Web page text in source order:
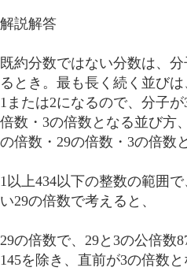
解説解答
既約分数ではない分数は、
るとき。最も長く続く並び
1または2になるので、分子
倍数・3の倍数となる並び方
の倍数・29の倍数・3の倍数
1以上434以下の整数の範囲
い29の倍数で考えると、
29の倍数で、29と3の公倍数
145を除き、直前が3の倍数と